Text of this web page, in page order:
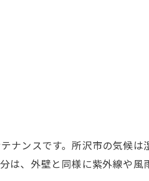
ナンスです。所沢市の気候は
、外壁と同様に紫外線や風